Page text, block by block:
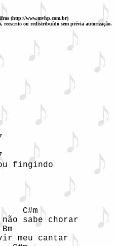
(http://www.mvhp.com.br)
ou redistribuído sem prévia autorização.
fingindo
C#m
sabe chorar
meu cantar